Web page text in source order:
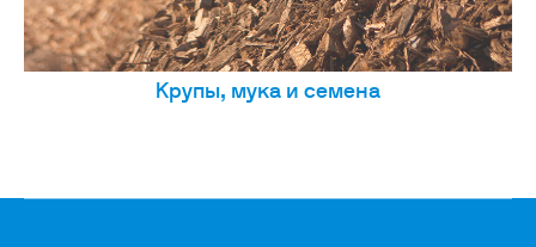
Крупы, мука и семена